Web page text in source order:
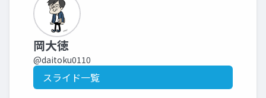
岡大徳
@daitoku0110
スライド一覧